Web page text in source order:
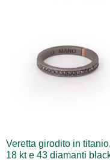
Veretta girodito in
18 kt e 43 diamanti